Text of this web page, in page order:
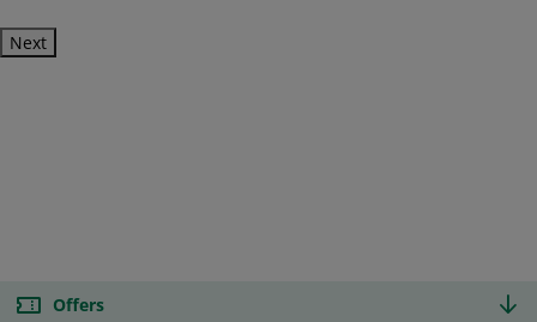
Next
Offers